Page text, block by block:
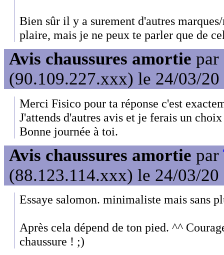
Bien sûr il y a surement d'autres
plaire, mais je ne peux te parler que de
Avis chaussures amortie par
(90.109.227.xxx) le 24/03/20
Merci Fisico pour ta réponse c'est
J'attends d'autres avis et je ferais un
Bonne journée à toi.
Avis chaussures amortie par
(88.123.114.xxx) le 24/03/20
Essaye salomon. minimaliste mais sans
Après cela dépend de ton pied. ^^
chaussure ! ;)